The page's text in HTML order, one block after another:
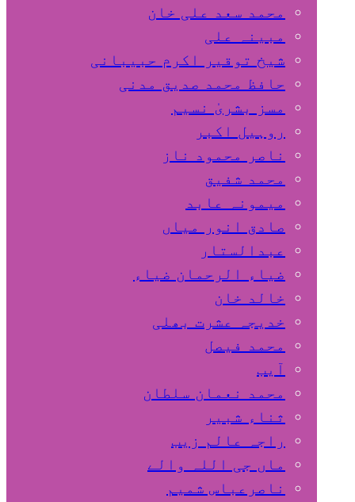
محمد سعد علی خان
مبینہ علی
شیخ توقیر اکرم حبیبانی
حافظ محمد صدیق مدنی
مسز بشریٰ نسیم
روہیل اکبر
ناصر محمود ناز
محمد شفیق
میمونہ عابد
صادق انور میاں
عبدالستار
ضیاء الرحمان ضیاء
خالد خان
خدیجہ عشرت بھلی
محمد فیصل
آیب
محمد نعمان سلطان
ثناء شبیر
راجہ عالم زیب
ماں جی اللہ والے
ناصرعباس شمیم